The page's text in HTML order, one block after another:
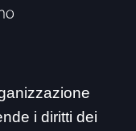
i diritti dei